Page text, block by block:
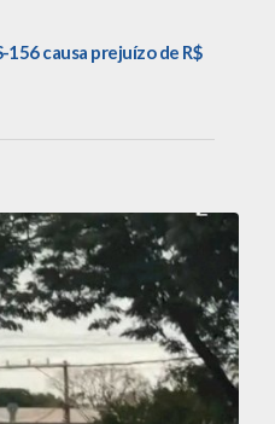
156 causa prejuízo de R$